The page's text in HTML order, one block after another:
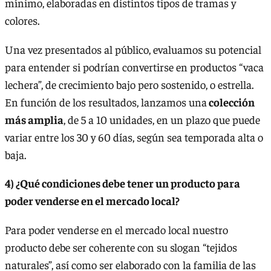
mínimo, elaboradas en distintos tipos de tramas y
colores.
Una vez presentados al público, evaluamos su potencial
para entender si podrían convertirse en productos “vaca
lechera”, de crecimiento bajo pero sostenido, o estrella.
En función de los resultados, lanzamos unacolección
más amplia, de 5 a 10 unidades, en un plazo que puede
variar entre los 30 y 60 días, según sea temporada alta o
baja.
4) ¿Qué condiciones debe tener un producto para
poder venderse en el mercado local?
Para poder venderse en el mercado local nuestro
producto debe ser coherente con su slogan “tejidos
naturales”, así como ser elaborado con la familia de las